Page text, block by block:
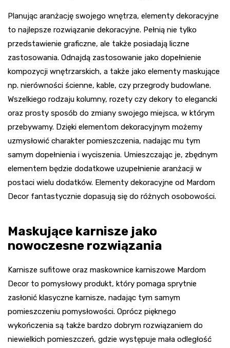
Planując aranżację swojego wnętrza, elementy dekoracyjne
to najlepsze rozwiązanie dekoracyjne. Pełnią nie tylko
przedstawienie graficzne, ale także posiadają liczne
zastosowania. Odnajdą zastosowanie jako dopełnienie
kompozycji wnętrzarskich, a także jako elementy maskujące
np. nierówności ścienne, kable, czy przegrody budowlane.
Wszelkiego rodzaju kolumny, rozety czy dekory to elegancki
oraz prosty sposób do zmiany swojego miejsca, w którym
przebywamy. Dzięki elementom dekoracyjnym możemy
uzmysłowić charakter pomieszczenia, nadając mu tym
samym dopełnienia i wyciszenia. Umieszczając je, zbędnym
elementem będzie dodatkowe uzupełnienie aranżacji w
postaci wielu dodatków. Elementy dekoracyjne od Mardom
Decor fantastycznie dopasują się do różnych osobowości.
Maskujące karnisze jako
nowoczesne rozwiązania
Karnisze sufitowe oraz maskownice karniszowe Mardom
Decor to pomysłowy produkt, który pomaga sprytnie
zasłonić klasyczne karnisze, nadając tym samym
pomieszczeniu pomysłowości. Oprócz pięknego
wykończenia są także bardzo dobrym rozwiązaniem do
niewielkich pomieszczeń, gdzie występuje mała odległość